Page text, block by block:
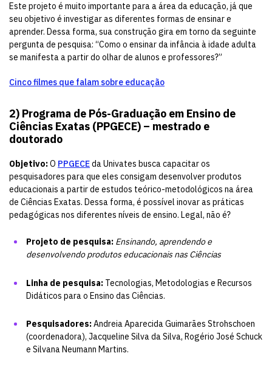
Este projeto é muito importante para a área da educação, já que
seu objetivo é investigar as diferentes formas de ensinar e
aprender. Dessa forma, sua construção gira em torno da seguinte
pergunta de pesquisa: “Como o ensinar da infância à idade adulta
se manifesta a partir do olhar de alunos e professores?”
Cinco filmes que falam sobre educação
2) Programa de Pós-Graduação em Ensino de
Ciências Exatas (PPGECE) – mestrado e
doutorado
Objetivo:O PPGECEda Univates busca capacitar os
pesquisadores para que eles consigam desenvolver produtos
educacionais a partir de estudos teórico-metodológicos na área
de Ciências Exatas. Dessa forma, é possível inovar as práticas
pedagógicas nos diferentes níveis de ensino. Legal, não é?
Projeto de pesquisa: Ensinando, aprendendo e
desenvolvendo produtos educacionais nas Ciências
Linha de pesquisa: Tecnologias, Metodologias e Recursos
Didáticos para o Ensino das Ciências.
Pesquisadores:Andreia Aparecida Guimarães Strohschoen
(coordenadora), Jacqueline Silva da Silva, Rogério José Schuck
e Silvana Neumann Martins.